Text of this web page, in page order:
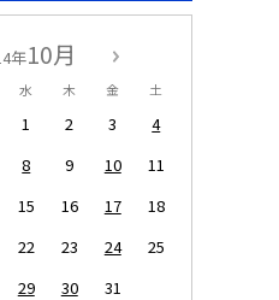
年10月
水 木 金 土
1 2 3
4
8 9 10
11
15 16 17
18
22 23 24
25
29 30 31